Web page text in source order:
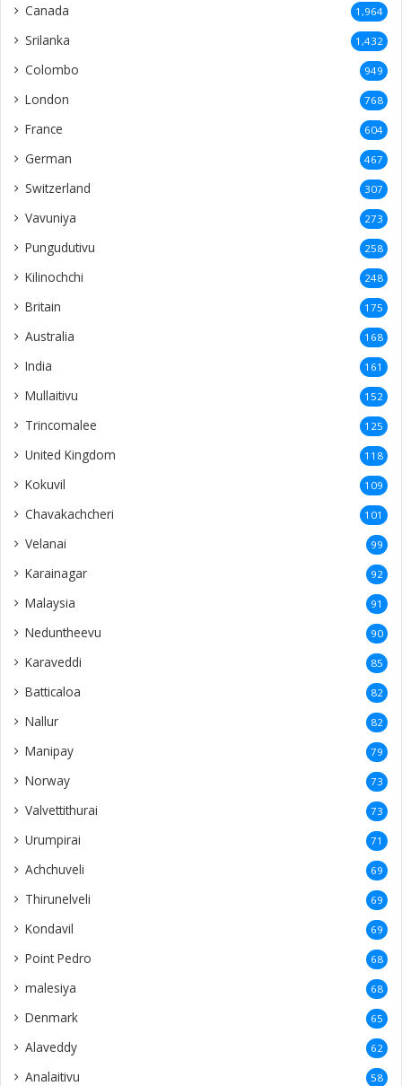
Canada 1,964
Srilanka 1,432
Colombo 949
London 768
France 604
German 467
Switzerland 307
Vavuniya 273
Pungudutivu 258
Kilinochchi 248
Britain 175
Australia 168
India 161
Mullaitivu 152
Trincomalee 125
United Kingdom 118
Kokuvil 109
Chavakachcheri 101
Velanai 99
Karainagar 92
Malaysia 91
Neduntheevu 90
Karaveddi 85
Batticaloa 82
Nallur 82
Manipay 79
Norway 73
Valvettithurai 73
Urumpirai 71
Achchuveli 69
Thirunelveli 69
Kondavil 69
Point Pedro 68
malesiya 68
Denmark 65
Alaveddy 62
Analaitivu 58